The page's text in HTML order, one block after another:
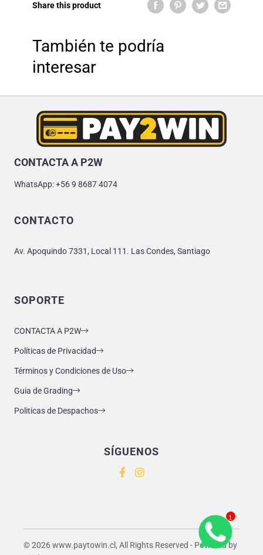
Share this product
También te podría
interesar
CONTACTA A P2W
WhatsApp: +56 9 8687 4074
CONTACTO
Av. Apoquindo 7331, Local 111. Las Condes, Santiago
SOPORTE
CONTACTA A P2W
Políticas de Privacidad
Términos y Condiciones de Uso
Guia de Grading
Politicas de Despachos
SÍGUENOS
© 2026 www.paytowin.cl, All Rights Reserved - Powered by
1